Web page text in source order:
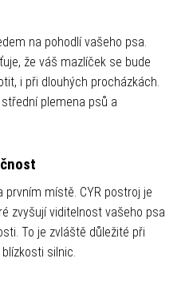
na pohodlí vašeho psa.
že váš mazlíček se bude
i při dlouhých procházkách.
plemena psů a
místě. CYR postroj je
zvyšují viditelnost vašeho psa
To je zvláště důležité při
silnic.